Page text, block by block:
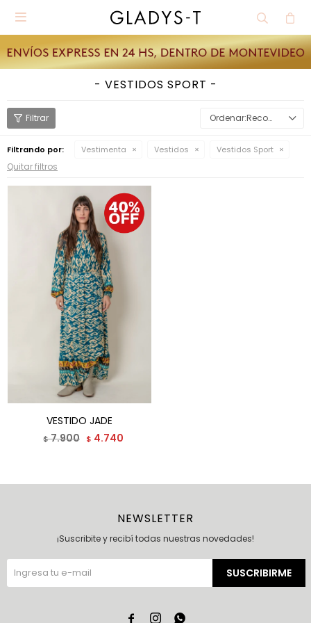

VESTIDOS SPORT
Recomendados
Filtrando por: Vestimenta Vestidos Vestidos Sport
Quitar filtros
VESTIDO JADE
$7.900 $ 4.740
NEWSLETTER
¡Suscribite y recibí todas nuestras novedades!
SUSCRIBIRME
  